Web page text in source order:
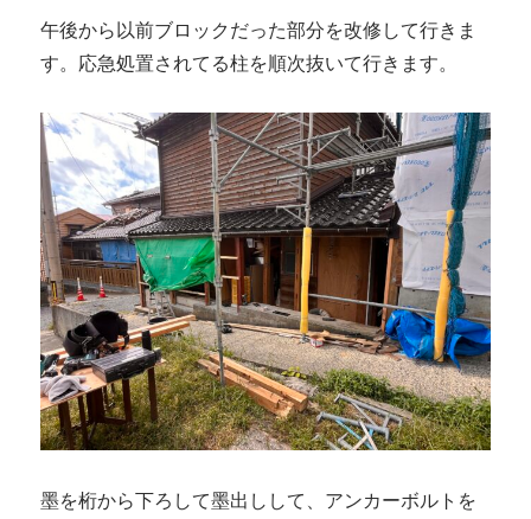
午後から以前ブロックだった部分を改修して行きま
す。応急処置されてる柱を順次抜いて行きます。
墨を桁から下ろして墨出しして、アンカーボルトを